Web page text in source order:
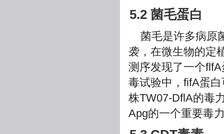
5.2 菌毛蛋白
菌毛是许多病原
袭，在微生物的定
测序发现了一个
毒试验中，fifA蛋
株TW07-DflA的毒
Apg的一个重要毒